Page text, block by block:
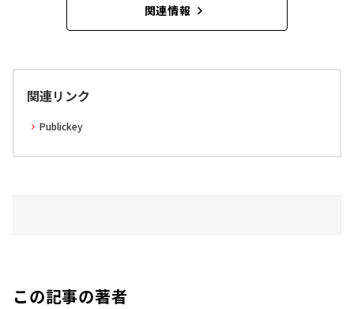
関連情報
関連リンク
Publickey
この記事の著者